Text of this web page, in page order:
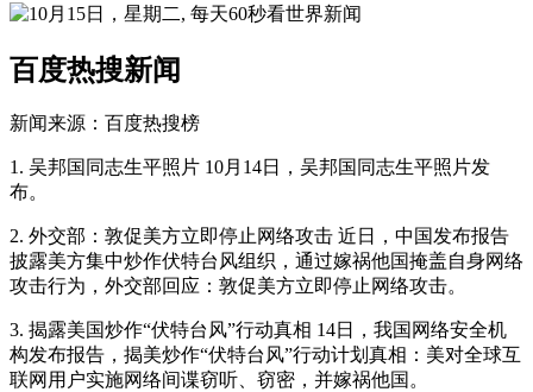
百度热搜新闻
新闻来源：百度热搜榜
1. 吴邦国同志生平照片 10月14日，吴邦国同志生平照片发
布。
2. 外交部：敦促美方立即停止网络攻击 近日，中国发布报告
披露美方集中炒作伏特台风组织，通过嫁祸他国掩盖自身网络
攻击行为，外交部回应：敦促美方立即停止网络攻击。
3. 揭露美国炒作“伏特台风”行动真相 14日，我国网络安全机
构发布报告，揭美炒作“伏特台风”行动计划真相：美对全球互
联网用户实施网络间谍窃听、窃密，并嫁祸他国。